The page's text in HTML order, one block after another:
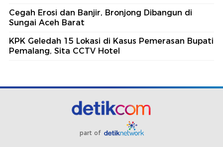
Cegah Erosi dan Banjir, Bronjong Dibangun di
Sungai Aceh Barat
KPK Geledah 15 Lokasi di Kasus Pemerasan Bupati
Pemalang, Sita CCTV Hotel
part of